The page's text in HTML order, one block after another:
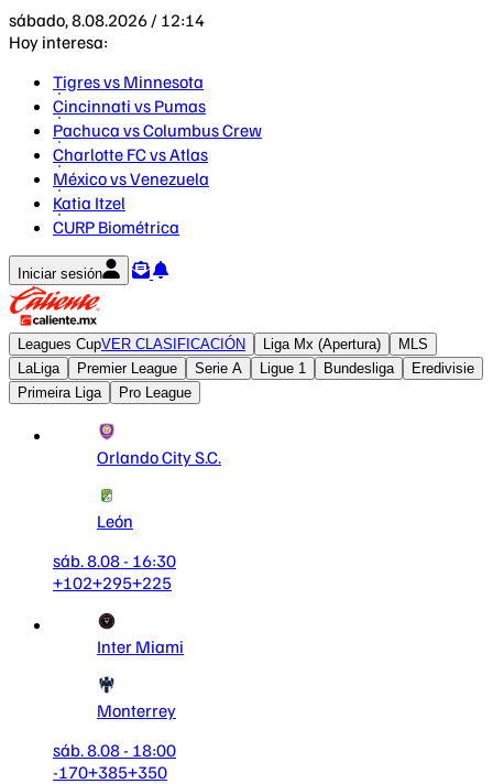
sábado, 8.08.2026 / 12:14
Hoy interesa:
Tigres vs Minnesota
Cincinnati vs Pumas
Pachuca vs Columbus Crew
Charlotte FC vs Atlas
México vs Venezuela
Katia Itzel
CURP Biométrica
Iniciar sesión
Leagues CupVER CLASIFICACIÓN Liga Mx (Apertura)
MLS
LaLiga
Premier League Serie A Ligue 1 Bundesliga
Eredivisie
Primeira Liga
Pro League
Orlando City S.C.
León
sáb. 8.08 - 16:30
+102+295+225
Inter Miami
Monterrey
sáb. 8.08 - 18:00
-170+385+350